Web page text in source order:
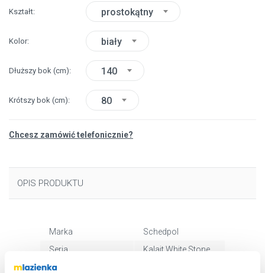
Kształt prostokątny
Kolor biały
Dłuższy bok (cm) 140
Krótszy bok (cm) 80
Chcesz zamówić telefonicznie?
OPIS PRODUKTU
Marka
Schedpol
Seria
Kalait White Stone
Nr katalogowy